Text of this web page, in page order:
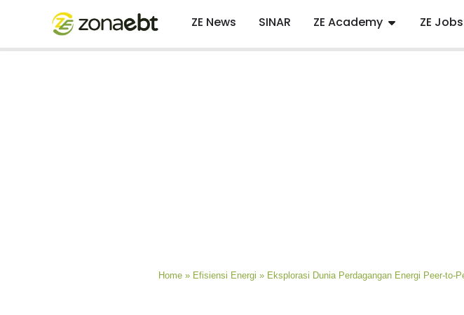
ZE News SINAR ZE Academy ZE Jobs
Home » Efisiensi Energi » Eksplorasi Dunia Perdagangan Energi Peer-to-